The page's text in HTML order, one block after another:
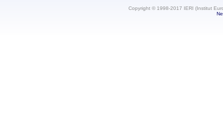
Copyright © 1998-2017 IERI (Institut